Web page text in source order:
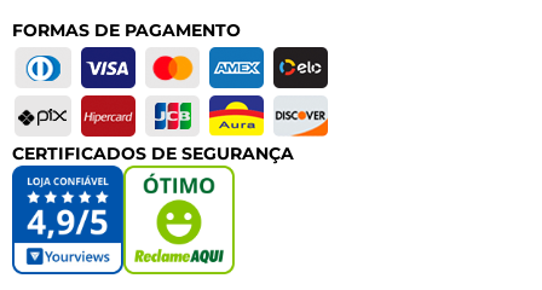
FORMAS DE PAGAMENTO
CERTIFICADOS DE SEGURANÇA